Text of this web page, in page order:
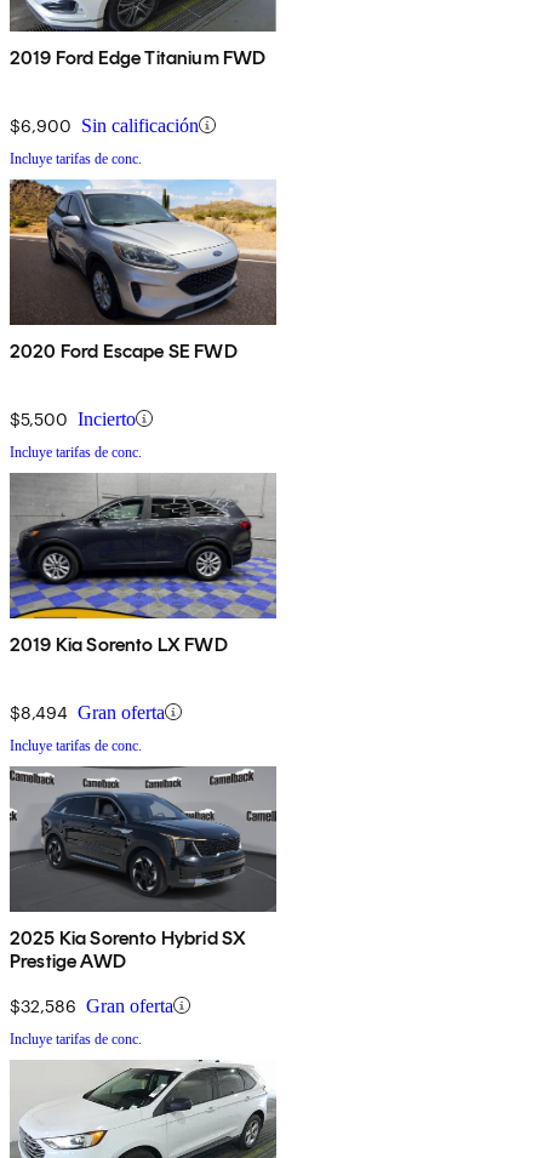
2019 Ford Edge Titanium FWD
$6,900 Sin calificación
Incluye tarifas de conc.
2020 Ford Escape SE FWD
$5,500 Incierto
Incluye tarifas de conc.
2019 Kia Sorento LX FWD
$8,494 Gran oferta
Incluye tarifas de conc.
2025 Kia Sorento Hybrid SX
Prestige AWD
$32,586 Gran oferta
Incluye tarifas de conc.